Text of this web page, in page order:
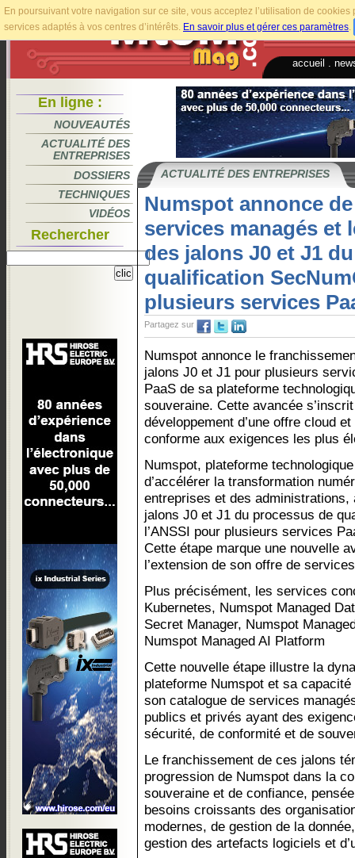
En poursuivant votre navigation sur ce site, vous acceptez l’utilisation de
services adaptés à vos centres d’intérêts. En savoir plus et gérer ces paramètres.
accueil
En ligne :
NOUVEAUTÉS
ACTUALITÉ DES
ENTREPRISES
DOSSIERS
TECHNIQUES
VIDÉOS
Rechercher
ACTUALITÉ DES ENTREPRISES
Numspot annonce
services managés et
des jalons J0 et J1
qualification
plusieurs services
Partagez sur
Numspot annonce le
jalons J0 et J1 pour plusieurs
PaaS de sa plateforme
souveraine. Cette avancée
développement d’une offre cloud
conforme aux exigences les plus
Numspot, plateforme
d’accélérer la transformation
entreprises et des
jalons J0 et J1 du processus de
l’ANSSI pour plusieurs services
Cette étape marque une nouvelle
l’extension de son offre de
Plus précisément, les services
Kubernetes, Numspot Managed
Secret Manager, Numspot
Numspot Managed AI Platform
Cette nouvelle étape illustre la
plateforme Numspot et sa
son catalogue de services
publics et privés ayant des
sécurité, de conformité et de
Le franchissement de ces jalons
progression de Numspot dans la
souveraine et de confiance,
besoins croissants des
modernes, de gestion de la
gestion des artefacts logiciels et